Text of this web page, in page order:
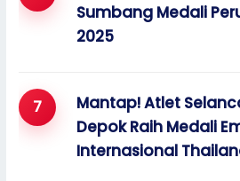
Sumbang Medali
2025
Mantap! Atlet
Depok Raih Medali
Internasional